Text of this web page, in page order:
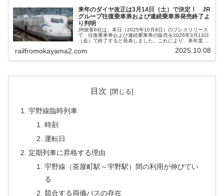
来年のダイヤ改正は3月14日（土）で決定！ JR
グループ往復乗車券および連続乗車券発売終了よ
り判明
JR旅客6社は、本日（2025年10月8日）のプレスリリース
で、往復乗車券および連続乗車券の販売を2026年3月13日
（金）で終了すると発表しました。これにより、来年度の
生割引・ジパングクラブについては、扱いを変更されるこ
railfromokayama2.com 2025.10.08
目次
宇野線臨時列車
時刻
運転日
定期列車に昇格する理由
宇野線（茶屋町駅～宇野駅）間の利用が伸びてい
る
競合する両備バスの存在